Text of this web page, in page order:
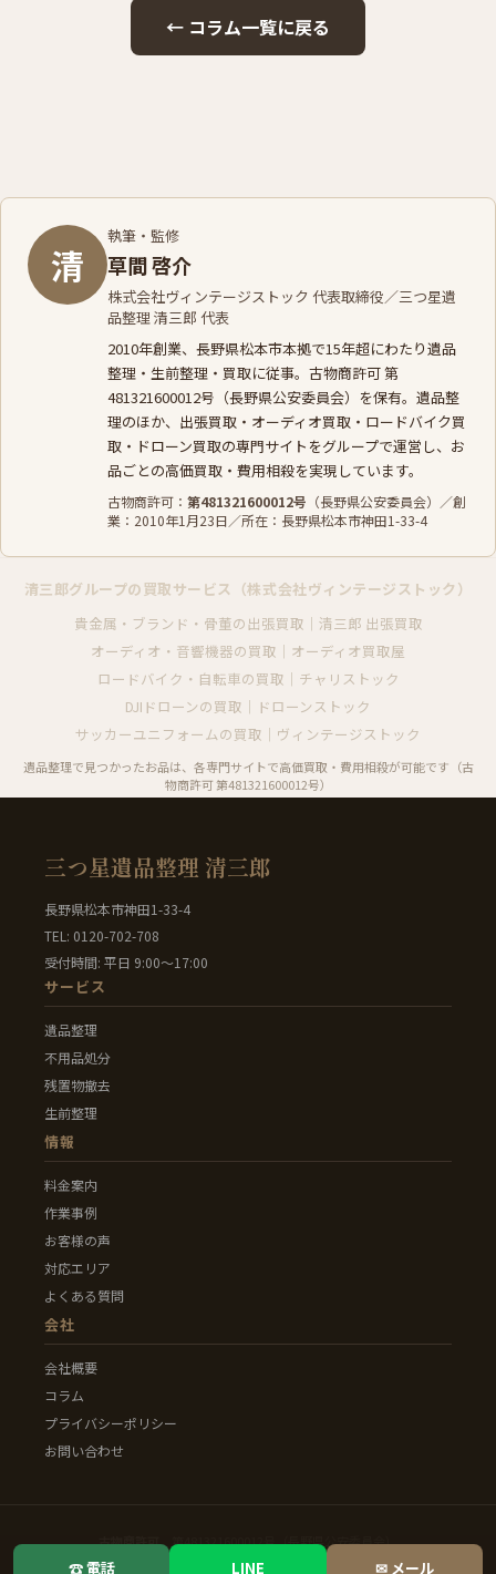
← コラム一覧に戻る
清
執筆・監修
草間 啓介
株式会社ヴィンテージストック 代表取締役／三つ星遺
品整理 清三郎 代表
2010年創業、長野県松本市本拠で15年超にわたり遺品
整理・生前整理・買取に従事。古物商許可 第
481321600012号（長野県公安委員会）を保有。遺品整
理のほか、 出張買取 ・ オーディオ買取 ・ ロードバイク買
取 ・ ドローン買取の専門サイトをグループで運営し、お
品ごとの高価買取・費用相殺を実現しています。
古物商許可： 第481321600012号 （長野県公安委員会）／創
業：2010年1月23日／所在：長野県松本市神田1-33-4
清三郎グループの買取サービス（株式会社ヴィンテージストック）
貴金属・ブランド・骨董の出張買取｜清三郎 出張買取
オーディオ・音響機器の買取｜オーディオ買取屋
ロードバイク・自転車の買取｜チャリストック
DJIドローンの買取｜ドローンストック
サッカーユニフォームの買取｜ヴィンテージストック
遺品整理で見つかったお品は、各専門サイトで高価買取・費用相殺が可能です（古
物商許可 第481321600012号）
三つ星遺品整理 清三郎
長野県松本市神田1-33-4
TEL: 0120-702-708
受付時間: 平日 9:00〜17:00
サービス
遺品整理
不用品処分
残置物撤去
生前整理
情報
料金案内
作業事例
お客様の声
対応エリア
よくある質問
会社
会社概要
コラム
プライバシーポリシー
お問い合わせ
古物商許可第481321600012号（長野県公安委員会）
© 2025 三つ星遺品整理 清三郎 All Rights Reserved.
☎ 電話 LINE ✉ メール